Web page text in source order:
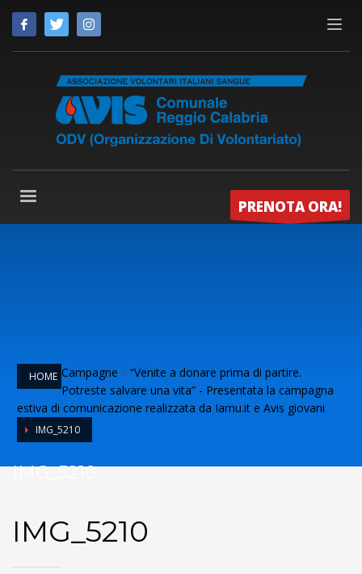
PRENOTA ORA!
HOME Campagne » “Venite a donare prima di partire.
Potreste salvare una vita” - Presentata la campagna
estiva di comunicazione realizzata da Iamu.it e Avis giovani
IMG_5210
IMG_5210
IMG_5210